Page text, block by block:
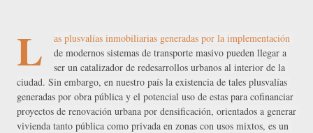
L
as plusvalías inmobiliarias generadas por la implementación
de modernos sistemas de transporte masivo pueden llegar a
ser un catalizador de redesarrollos urbanos al interior de la
ciudad. Sin embargo, en nuestro país la existencia de tales plusvalías
generadas por obra pública y el potencial uso de estas para cofinanciar
proyectos de renovación urbana por densificación, orientados a generar
vivienda tanto pública como privada en zonas con usos mixtos, es un